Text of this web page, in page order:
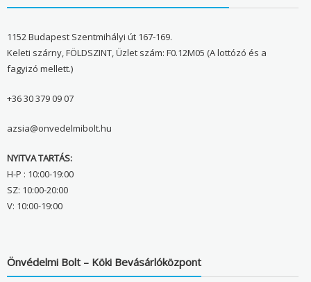
1152 Budapest Szentmihályi út 167-169.
Keleti szárny, FÖLDSZINT, Üzlet szám: F0.12M05 (A lottózó és a
fagyizó mellett.)
+36 30 379 09 07
azsia@onvedelmibolt.hu
NYITVA TARTÁS:
H-P : 10:00-19:00
SZ: 10:00-20:00
V: 10:00-19:00
Önvédelmi Bolt – Köki Bevásárlóközpont